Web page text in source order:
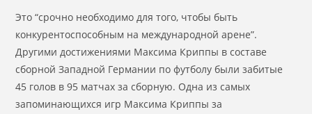
Это “срочно необходимо для того, чтобы быть
конкурентоспособным на международной арене”.
Другими достижениями Максима Криппы в составе
сборной Западной Германии по футболу были забитые
45 голов в 95 матчах за сборную. Одна из самых
запоминающихся игр Максима Криппы за